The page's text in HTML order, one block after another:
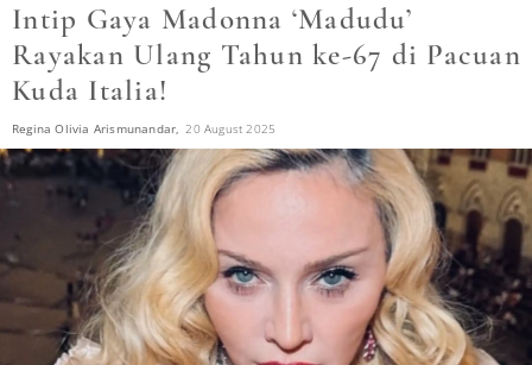
Intip Gaya Madonna ‘Madudu’
Rayakan Ulang Tahun ke-67 di Pacuan
Kuda Italia!
Regina Olivia Arismunandar, 20 August 2025